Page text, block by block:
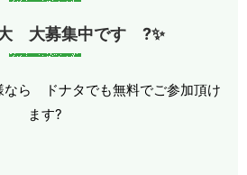
大募集中です ?✨
なら ドナタでも無料でご参加頂け
ます?